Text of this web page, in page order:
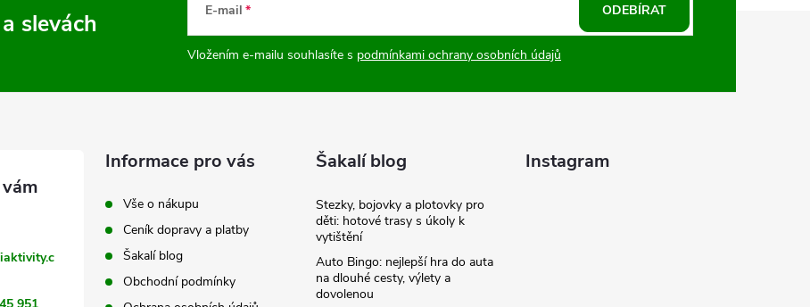
a slevách E-mail
Vložením e-mailu souhlasíte s podmínkami ochrany osobních údajů
ODEBÍRAT
951
Informace pro vás
Vše o nákupu
Ceník dopravy a platby
Šakalí blog
Obchodní podmínky
Šakalí blog
Stezky, bojovky a plotovky pro
děti: hotové trasy s úkoly k
vytištění
Auto Bingo: nejlepší hra do auta
na dlouhé cesty, výlety a
dovolenou
Instagram